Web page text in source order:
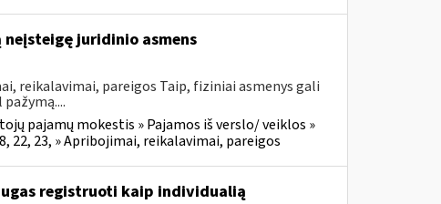
juridinio asmens
reikalavimai, pareigos Taip, fiziniai asmenys gali
pajamų mokestis » Pajamos iš verslo/ veiklos »
22, 23, » Apribojimai, reikalavimai, pareigos
registruoti kaip individualią